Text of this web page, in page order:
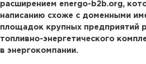
расширением energo-b2b.org,
написанию схоже с доменными
площадок крупных предприятий
топливно-энергетического
в энергокомпании.